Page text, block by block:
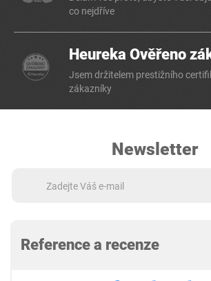
co nejdříve
Heureka Ověřeno
Jsem držitelem prestižního
zákazníky
Newsletter
Reference a recenze